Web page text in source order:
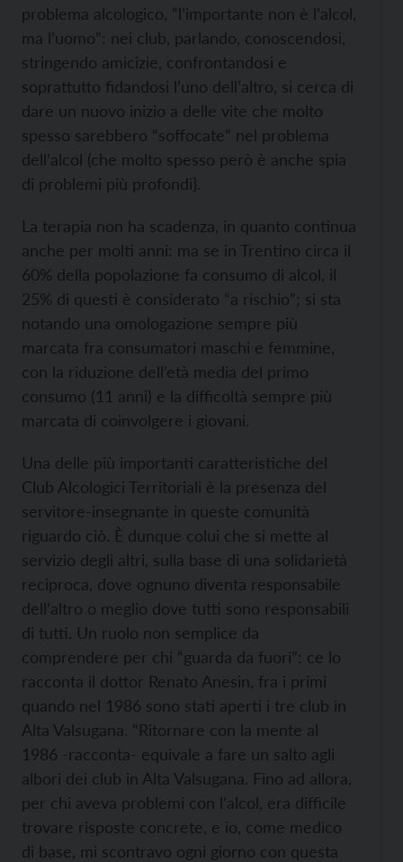
problema alcologico, “l’importante non è l’alcol,
ma l’uomo”: nei club, parlando, conoscendosi,
stringendo amicizie, confrontandosi e
soprattutto fidandosi l’uno dell’altro, si cerca di
dare un nuovo inizio a delle vite che molto
spesso sarebbero “soffocate” nel problema
dell’alcol (che molto spesso però è anche spia
di problemi più profondi}.
La terapia non ha scadenza, in quanto continua
anche per molti anni: ma se in Trentino circa il
60% della popolazione fa consumo di alcol, il
25% di questi è considerato “a rischio”; si sta
notando una omologazione sempre più
marcata fra consumatori maschi e femmine,
con la riduzione dell’età media del primo
consumo (11 anni) e la difficoltà sempre più
marcata di coinvolgere i giovani.
Una delle più importanti caratteristiche del
Club Alcologici Territoriali è la presenza del
servitore-insegnante in queste comunità
riguardo ciò. È dunque colui che si mette al
servizio degli altri, sulla base di una solidarietà
reciproca, dove ognuno diventa responsabile
dell’altro o meglio dove tutti sono responsabili
di tutti. Un ruolo non semplice da
comprendere per chi “guarda da fuori”: ce lo
racconta il dottor Renato Anesin, fra i primi
quando nel 1986 sono stati aperti i tre club in
Alta Valsugana. “Ritornare con la mente al
1986 -racconta- equivale a fare un salto agli
albori dei club in Alta Valsugana. Fino ad allora,
per chi aveva problemi con l’alcol, era difficile
trovare risposte concrete, e io, come medico
di base, mi scontravo ogni giorno con questa